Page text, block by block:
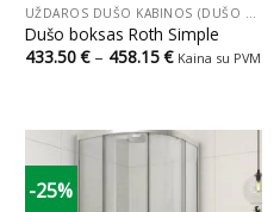
UŽDAROS DUŠO KABINOS (DUŠO BOKSAI)
Dušo boksas Roth Simple
433.50€ – 458.15€Price
range:
Kaina su PVM
-25%